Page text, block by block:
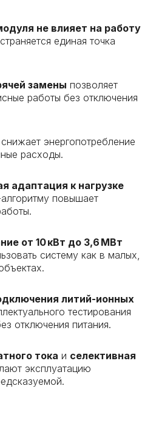
не влияет на работу
единая точка
замены позволяет
работы без отключения
энергопотребление
расходы.
адаптация к нагрузке
повышает
от 10 кВт до 3,6 МВт
систему как в малых,
литий-ионных
тестирования
отключения питания.
тока и селективная
эксплуатацию